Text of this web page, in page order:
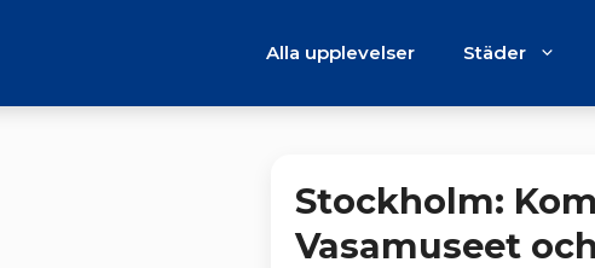
Alla upplevelser Städer
Stockholm:
Vasamuseet